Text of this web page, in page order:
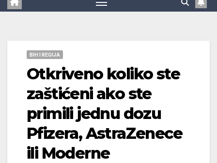
BIH I REGIJA
Otkriveno koliko ste
zaštićeni ako ste
primili jednu dozu
Pfizera, AstraZenece
ili Moderne